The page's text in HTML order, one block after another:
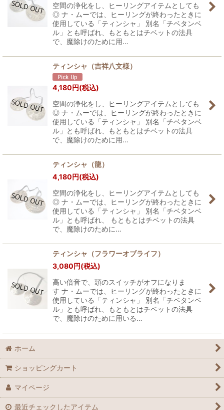
空間の浄化をし、ヒーリングアイテムとしても
◎ ナ・ムーでは、ヒーリングが終わったときに
使用している「ティンシャ」 別名「チベタンベ
ル」とも呼ばれ、もともとはチベットの法具
で、魔除けのために用…
ティンシャ（吉祥八文様）
4,180円(税込)
空間の浄化をし、ヒーリングアイテムとしても
◎ ナ・ムーでは、ヒーリングが終わったときに
使用している「ティンシャ」 別名「チベタンベ
ル」とも呼ばれ、もともとはチベットの法具
で、魔除けのために用…
ティンシャ（龍）
4,180円(税込)
空間の浄化をし、ヒーリングアイテムとしても
◎ ナ・ムーでは、ヒーリングが終わったときに
使用している「ティンシャ」 別名「チベタンベ
ル」とも呼ばれ、 もともとはチベットの法具
で、魔除けのために…
ティンシャ（フラワーオブライフ）
3,080円(税込)
高い倍音で、頭のスイッチがオフになりま
す ナ・ムーでは、ヒーリングが終わったときに
使用している「ティンシャ」 別名「チベタンベ
ル」とも呼ばれ、もともとはチベットの法具
で、魔除けのために用いる…
ホーム
ショッピングカート
マイページ
最近チェックしたアイテム